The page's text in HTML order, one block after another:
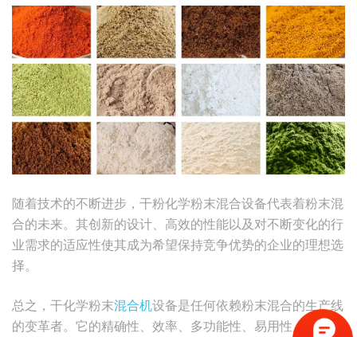
随着技术的不断进步，干粉化学粉末混合设备代表着粉末混
合的未来。其创新的设计、高效的性能以及对不断变化的行
业需求的适应性使其成为希望保持竞争优势的企业的理想选
择。
总之，干化学粉末混合机设备是任何依赖粉末混合的生产线
的变革者。它的精确性、效率、多功能性、易用性、安全性